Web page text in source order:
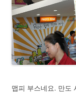
맵피 부스네요. 만도